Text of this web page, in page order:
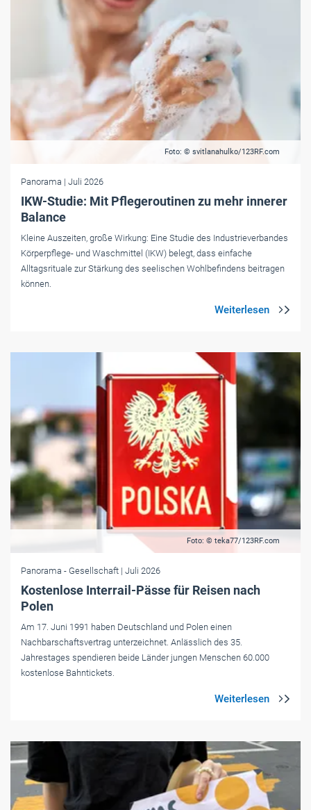
Foto: © svitlanahulko/123RF.com
Panorama | Juli 2026
IKW-Studie: Mit Pflegeroutinen zu mehr innerer
Balance
Kleine Auszeiten, große Wirkung: Eine Studie des Industrieverbandes
Körperpflege- und Waschmittel (IKW) belegt, dass einfache
Alltagsrituale zur Stärkung des seelischen Wohlbefindens beitragen
können.
Foto: © teka77/123RF.com
Panorama - Gesellschaft | Juli 2026
Kostenlose Interrail-Pässe für Reisen nach
Polen
Am 17. Juni 1991 haben Deutschland und Polen einen
Nachbarschaftsvertrag unterzeichnet. Anlässlich des 35.
Jahrestages spendieren beide Länder jungen Menschen 60.000
kostenlose Bahntickets.